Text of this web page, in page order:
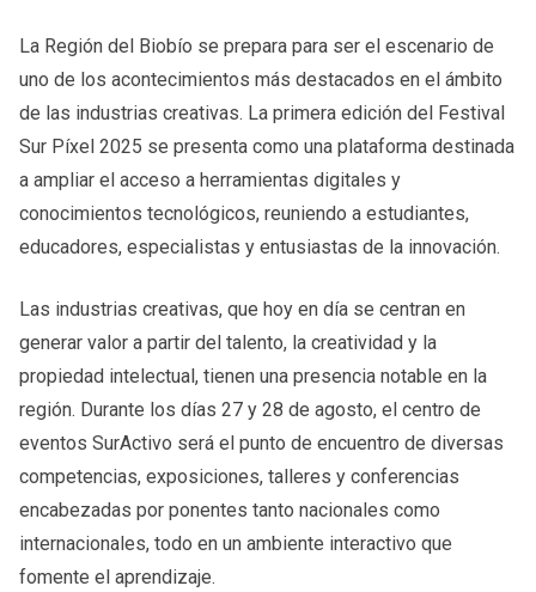
La Región del Biobío se prepara para ser el escenario de
uno de los acontecimientos más destacados en el ámbito
de las industrias creativas. La primera edición del Festival
Sur Píxel 2025 se presenta como una plataforma destinada
a ampliar el acceso a herramientas digitales y
conocimientos tecnológicos, reuniendo a estudiantes,
educadores, especialistas y entusiastas de la innovación.
Las industrias creativas, que hoy en día se centran en
generar valor a partir del talento, la creatividad y la
propiedad intelectual, tienen una presencia notable en la
región. Durante los días 27 y 28 de agosto, el centro de
eventos SurActivo será el punto de encuentro de diversas
competencias, exposiciones, talleres y conferencias
encabezadas por ponentes tanto nacionales como
internacionales, todo en un ambiente interactivo que
fomente el aprendizaje.